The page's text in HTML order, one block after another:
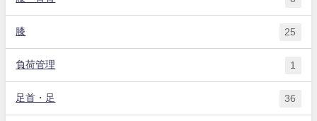
膝 25
負荷管理 1
足首・足 36